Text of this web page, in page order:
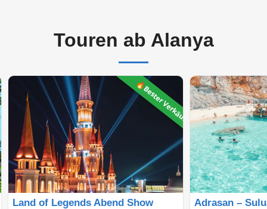
Touren ab Alanya
🔥Bester Verkäufer
Land of Legends Abend Show Adrasan –